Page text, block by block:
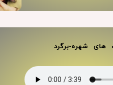
شهره-برگرد